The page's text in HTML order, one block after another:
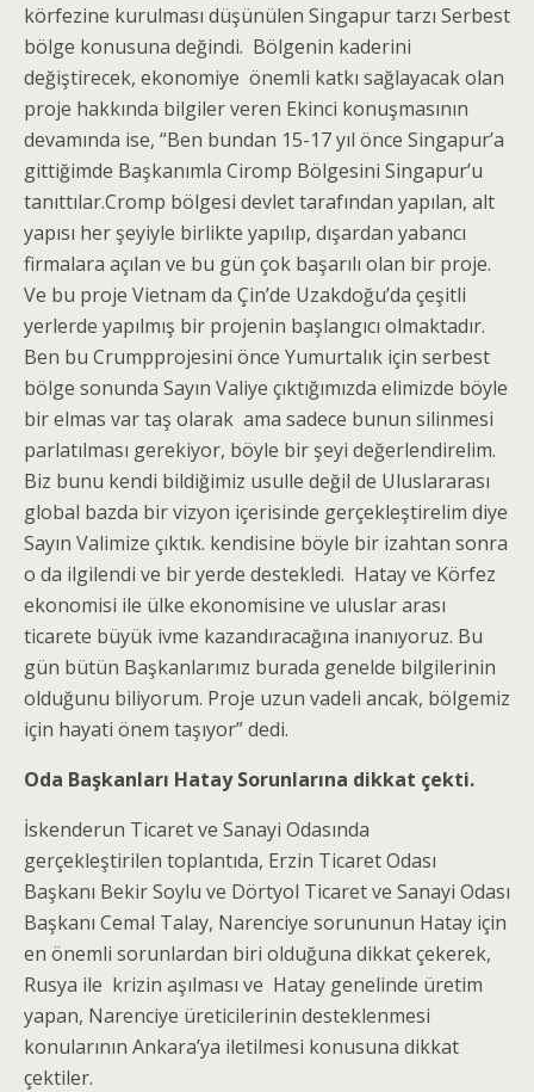
körfezine kurulması düşünülen Singapur tarzı Serbest
bölge konusuna değindi. Bölgenin kaderini
değiştirecek, ekonomiye önemli katkı sağlayacak olan
proje hakkında bilgiler veren Ekinci konuşmasının
devamında ise, “Ben bundan 15-17 yıl önce Singapur’a
gittiğimde Başkanımla Ciromp Bölgesini Singapur’u
tanıttılar.Cromp bölgesi devlet tarafından yapılan, alt
yapısı her şeyiyle birlikte yapılıp, dışardan yabancı
firmalara açılan ve bu gün çok başarılı olan bir proje.
Ve bu proje Vietnam da Çin’de Uzakdoğu’da çeşitli
yerlerde yapılmış bir projenin başlangıcı olmaktadır.
Ben bu Crumpprojesini önce Yumurtalık için serbest
bölge sonunda Sayın Valiye çıktığımızda elimizde böyle
bir elmas var taş olarak ama sadece bunun silinmesi
parlatılması gerekiyor, böyle bir şeyi değerlendirelim.
Biz bunu kendi bildiğimiz usulle değil de Uluslararası
global bazda bir vizyon içerisinde gerçekleştirelim diye
Sayın Valimize çıktık. kendisine böyle bir izahtan sonra
o da ilgilendi ve bir yerde destekledi. Hatay ve Körfez
ekonomisi ile ülke ekonomisine ve uluslar arası
ticarete büyük ivme kazandıracağına inanıyoruz. Bu
gün bütün Başkanlarımız burada genelde bilgilerinin
olduğunu biliyorum. Proje uzun vadeli ancak, bölgemiz
için hayati önem taşıyor” dedi.
Oda Başkanları Hatay Sorunlarına dikkat çekti.
İskenderun Ticaret ve Sanayi Odasında
gerçekleştirilen toplantıda, Erzin Ticaret Odası
Başkanı Bekir Soylu ve Dörtyol Ticaret ve Sanayi Odası
Başkanı Cemal Talay, Narenciye sorununun Hatay için
en önemli sorunlardan biri olduğuna dikkat çekerek,
Rusya ile krizin aşılması ve Hatay genelinde üretim
yapan, Narenciye üreticilerinin desteklenmesi
konularının Ankara’ya iletilmesi konusuna dikkat
çektiler.